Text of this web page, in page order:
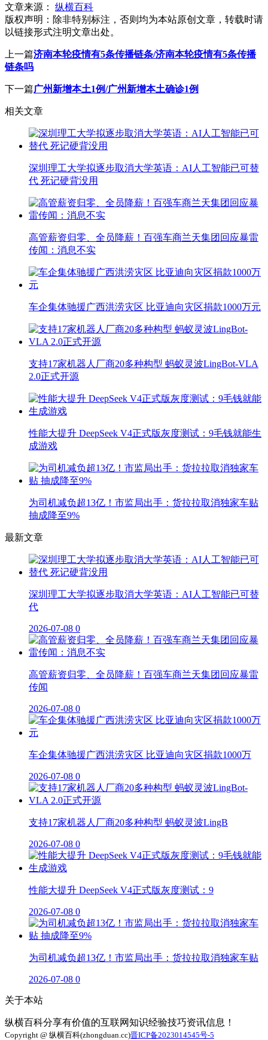
文章来源：
纵横百科
版权声明： 除非特别标注，否则均为本站原创文章，转载时请
以链接形式注明文章出处。
上一篇济南本轮疫情有5条传播链条/济南本轮疫情有5条传播
链条吗
下一篇广州新增本土1例/广州新增本土确诊1例
相关文章
深圳理工大学拟逐步取消大学英语：AI人工智能已可替
代 死记硬背没用
高管薪资归零、全员降薪！百强车商兰天集团回应暴雷
传闻：消息不实
车企集体驰援广西洪涝灾区 比亚迪向灾区捐款1000万元
支持17家机器人厂商20多种构型 蚂蚁灵波LingBot-VLA
2.0正式开源
性能大提升 DeepSeek V4正式版灰度测试：9毛钱就能生
成游戏
为司机减负超13亿！市监局出手：货拉拉取消独家车贴
抽成降至9%
最新文章
深圳理工大学拟逐步取消大学英语：AI人工智能已可替
代
2026-07-08 0
高管薪资归零、全员降薪！百强车商兰天集团回应暴雷
传闻
2026-07-08 0
车企集体驰援广西洪涝灾区 比亚迪向灾区捐款1000万
2026-07-08 0
支持17家机器人厂商20多种构型 蚂蚁灵波LingB
2026-07-08 0
性能大提升 DeepSeek V4正式版灰度测试：9
2026-07-08 0
为司机减负超13亿！市监局出手：货拉拉取消独家车贴
2026-07-08 0
关于本站
纵横百科分享有价值的互联网知识经验技巧资讯信息！
Copyright @ 纵横百科(zhongduan.cc)晋ICP备2023014545号-5